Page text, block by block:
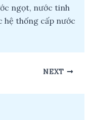
ngọt, nước tinh
hệ thống cấp nước
NEXT